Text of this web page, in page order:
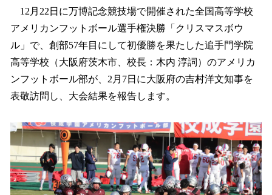
！
数
読
み
込
み
中
す
12月22日に万博記念競技場で開催された全国高等学校
アメリカンフットボール選手権決勝「クリスマスボウ
ル」で、創部57年目にして初優勝を果たした追手門学院
高等学校（大阪府茨木市、校長：木内 淳詞）のアメリカ
ンフットボール部が、2月7日に大阪府の吉村洋文知事を
表敬訪問し、大会結果を報告します。